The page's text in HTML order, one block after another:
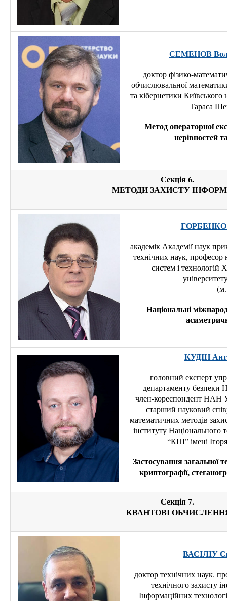
СЕМЕНОВ
доктор фізико-
обчислювальної
та кібернетики Київського
Тараса
Метод операторної
нерівностей
Секція 6.
МЕТОДИ ЗАХИСТУ
ГОРБЕНКО
академік Академії наук
технічних наук,
систем і технологій
Національні
КУДІН
головний експерт
департаменту безпеки
член-кореспондент НАН
старший науковий
математичних методів
інституту Національного
“КПІ” імені
Застосування загальної
криптографії,
Секція 7.
КВАНТОВІ
ВАСІЛІУ
доктор технічних наук,
технічного захисту
Інформаційних